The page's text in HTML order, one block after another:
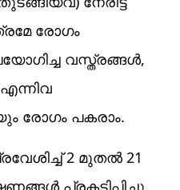
രോഗം
വസ്ത്രങ്ങൾ,
രോഗം പകരാം.
2 മുതൽ 21
പ്രകടിപ്പിച്ചു